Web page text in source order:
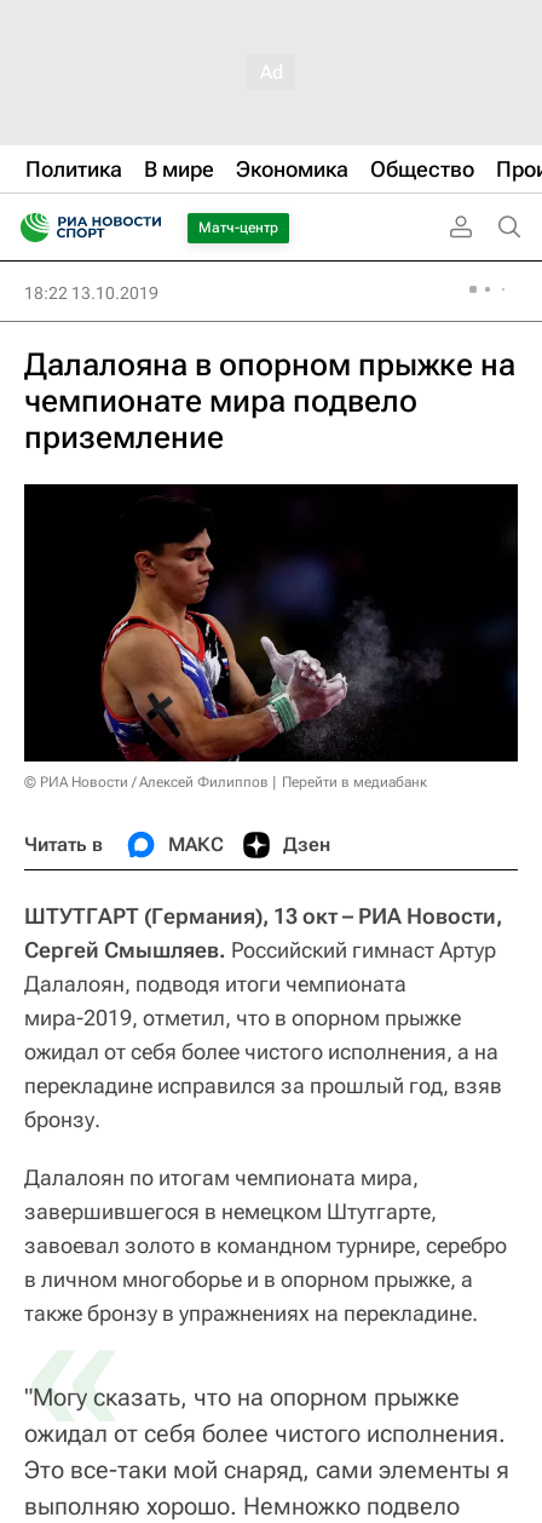
Политика В мире Экономика Общество
Матч-центр
18:22 13.10.2019
Далалояна в опорном прыжке на
чемпионате мира подвело
приземление
© РИА Новости / Алексей Филиппов Перейти в медиабанк
Читать в МАКС Дзен
ШТУТГАРТ (Германия), 13 окт – РИА Новости,
Сергей Смышляев. Российский гимнаст Артур
Далалоян, подводя итоги чемпионата
мира-2019, отметил, что в опорном прыжке
ожидал от себя более чистого исполнения, а на
перекладине исправился за прошлый год, взяв
бронзу.
Далалоян по итогам чемпионата мира,
завершившегося в немецком Штутгарте,
завоевал золото в командном турнире, серебро
в личном многоборье и в опорном прыжке, а
также бронзу в упражнениях на перекладине.
«
"Могу сказать, что на опорном прыжке
ожидал от себя более чистого исполнения.
Это все-таки мой снаряд, сами элементы я
выполняю хорошо. Немножко подвело